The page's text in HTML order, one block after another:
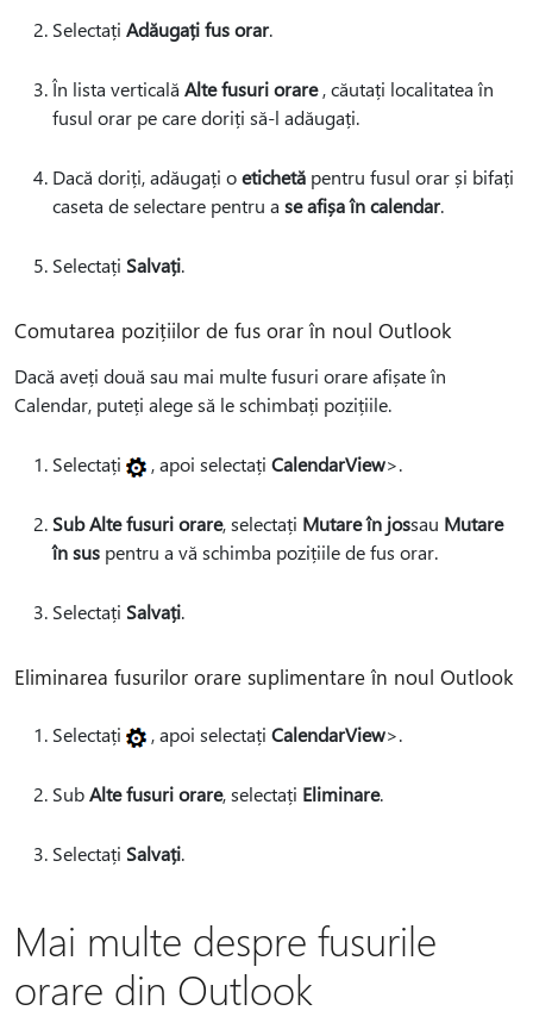
Selectați Adăugați fus orar.
În lista verticală Alte fusuri orare, căutați localitatea în
fusul orar pe care doriți să-l adăugați.
Dacă doriți, adăugați oetichetă pentru fusul orar și bifați
caseta de selectare pentru a se afișa în calendar.
Selectați Salvați.
Comutarea pozițiilor de fus orar în noul Outlook
Dacă aveți două sau mai multe fusuri orare afișate în
Calendar, puteți alege să le schimbați pozițiile.
Selectați , apoi selectați CalendarView>.
Sub Alte fusuri orare, selectați Mutare în jossau Mutare
în sus pentru a vă schimba pozițiile de fus orar.
Selectați Salvați.
Eliminarea fusurilor orare suplimentare în noul Outlook
Selectați , apoi selectați CalendarView>.
SubAlte fusuri orare, selectați Eliminare.
Selectați Salvați.
Mai multe despre fusurile
orare din Outlook